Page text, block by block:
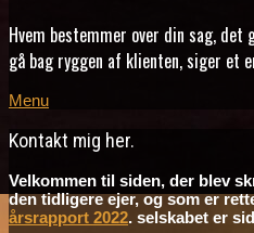
Hvem bestemmer over din sag, det
gå bag ryggen af klienten, siger et
Menu
Kontakt mig her.
Velkommen til siden, der blev
den tidligere ejer, og som er
årsrapport 2022. selskabet er